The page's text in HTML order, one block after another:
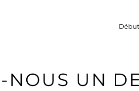
Début
NOUS UN